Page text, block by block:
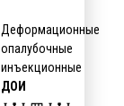
Деформационные
опалубочные
инъекционные
ДОИ